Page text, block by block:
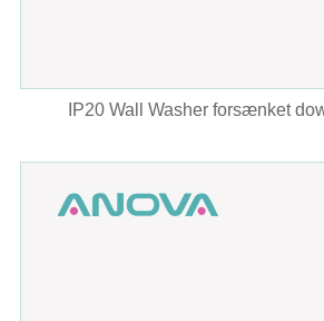
IP20 Wall Washer forsænket